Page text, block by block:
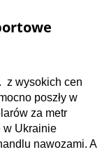
z wysokich cen
poszły w
za metr
w Ukrainie
nawozami. A